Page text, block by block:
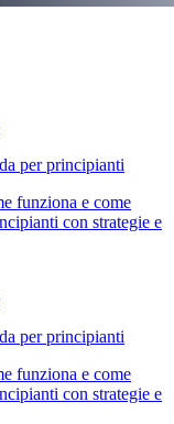
per principianti
funziona e come
con strategie e
per principianti
funziona e come
con strategie e